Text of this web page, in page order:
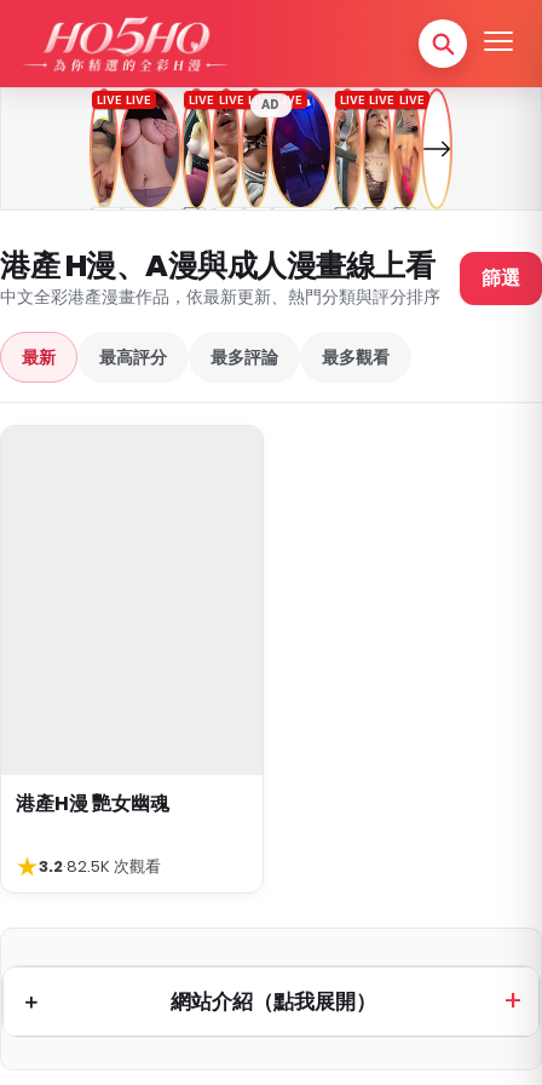
AD
港產 H漫、A漫與成人漫畫線上看
中文全彩港產漫畫作品，依最新更新、熱門分類與評分排序
篩選
最新 最高評分 最多評論 最多觀看
港產H漫 艷女幽魂
★3.2·82.5K 次觀看
網站介紹（點我展開）